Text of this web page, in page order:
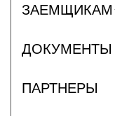
ЗАЕМЩИКАМ
ДОКУМЕНТЫ
ПАРТНЕРЫ